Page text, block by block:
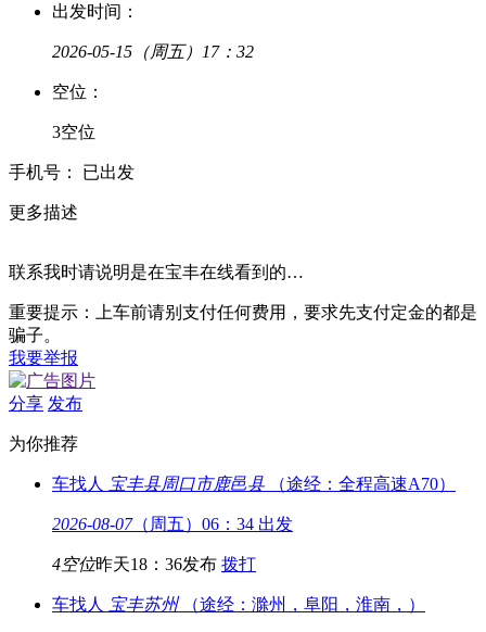
出发时间：
2026-05-15 （周五）17：32
空位：
3空位
手机号： 已出发
更多描述
联系我时请说明是在宝丰在线看到的…
重要提示：上车前请别支付任何费用，要求先支付定金的都是
骗子。
我要举报
分享 发布
为你推荐
车找人 宝丰县周口市鹿邑县 （途经：全程高速A70）
2026-08-07（周五）06：34 出发
4空位昨天18：36发布 拨打
车找人 宝丰苏州 （途经：滁州，阜阳，淮南，）